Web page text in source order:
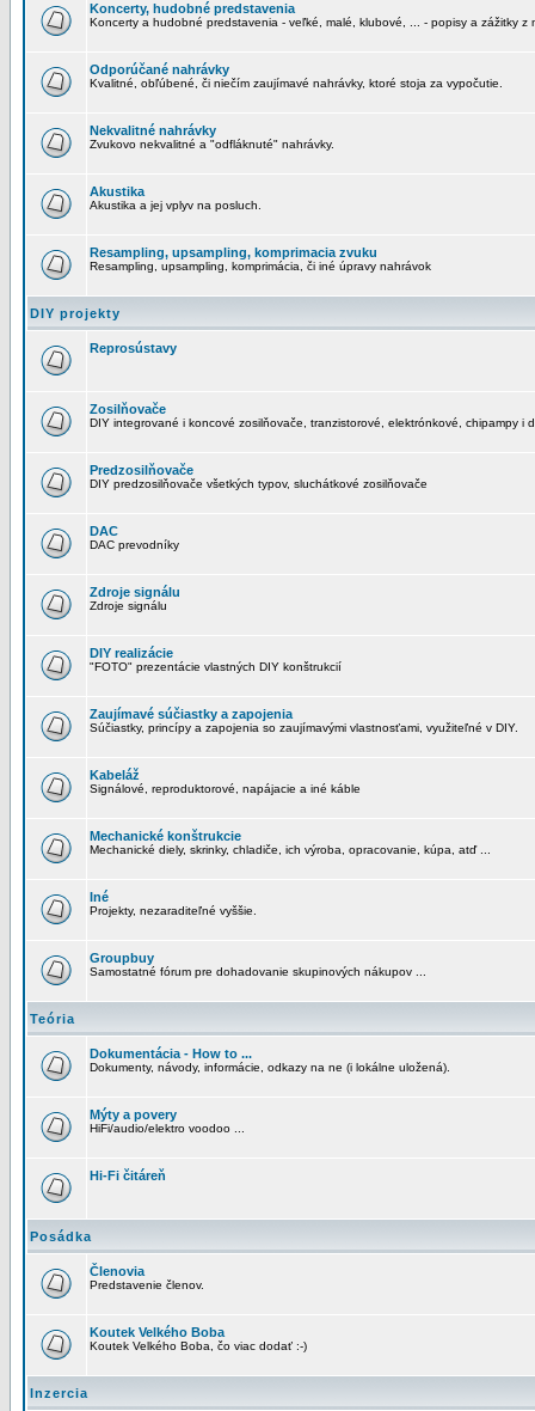
Koncerty, hudobné predstavenia
Koncerty a hudobné predstavenia - veľké, malé, klubové, ... - popisy a zážitky z
Odporúčané nahrávky
Kvalitné, obľúbené, či niečím zaujímavé nahrávky, ktoré stoja za vypočutie.
Nekvalitné nahrávky
Zvukovo nekvalitné a "odfláknuté" nahrávky.
Akustika
Akustika a jej vplyv na posluch.
Resampling, upsampling, komprimacia zvuku
Resampling, upsampling, komprimácia, či iné úpravy nahrávok
DIY projekty
Reprosústavy
Zosilňovače
DIY integrované i koncové zosilňovače, tranzistorové, elektrónkové, chipampy i
Predzosilňovače
DIY predzosilňovače všetkých typov, sluchátkové zosilňovače
DAC
DAC prevodníky
Zdroje signálu
Zdroje signálu
DIY realizácie
"FOTO" prezentácie vlastných DIY konštrukcií
Zaujímavé súčiastky a zapojenia
Súčiastky, princípy a zapojenia so zaujímavými vlastnosťami, využiteľné v DIY.
Kabeláž
Signálové, reproduktorové, napájacie a iné káble
Mechanické konštrukcie
Mechanické diely, skrinky, chladiče, ich výroba, opracovanie, kúpa, atď ...
Iné
Projekty, nezaraditeľné vyššie.
Groupbuy
Samostatné fórum pre dohadovanie skupinových nákupov ...
Teória
Dokumentácia - How to ...
Dokumenty, návody, informácie, odkazy na ne (i lokálne uložená).
Mýty a povery
HiFi/audio/elektro voodoo ...
Hi-Fi čitáreň
Posádka
Členovia
Predstavenie členov.
Koutek Velkého Boba
Koutek Velkého Boba, čo viac dodať :-)
Inzercia